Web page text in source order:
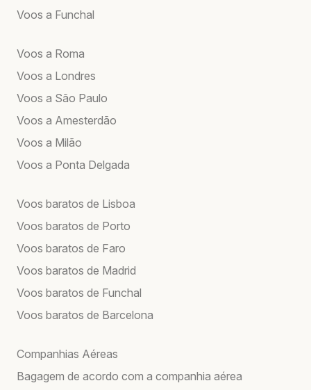
Voos a Funchal
Voos a Roma
Voos a Londres
Voos a São Paulo
Voos a Amesterdão
Voos a Milão
Voos a Ponta Delgada
Voos baratos de Lisboa
Voos baratos de Porto
Voos baratos de Faro
Voos baratos de Madrid
Voos baratos de Funchal
Voos baratos de Barcelona
Companhias Aéreas
Bagagem de acordo com a companhia aérea